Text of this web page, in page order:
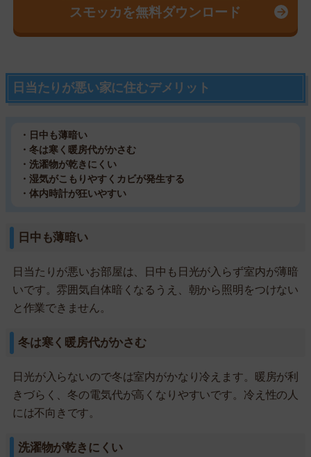
スモッカを無料ダウンロード
日当たりが悪い家に住むデメリット
・日中も薄暗い
・冬は寒く暖房代がかさむ
・洗濯物が乾きにくい
・湿気がこもりやすくカビが発生する
・体内時計が狂いやすい
日中も薄暗い
日当たりが悪いお部屋は、日中も日光が入らず室内が薄暗
いです。雰囲気自体暗くなるうえ、朝から照明をつけない
と作業できません。
冬は寒く暖房代がかさむ
日光が入らないので冬は室内がかなり冷えます。暖房が利
きづらく、冬の電気代が高くなりやすいです。冷え性の人
には不向きです。
洗濯物が乾きにくい